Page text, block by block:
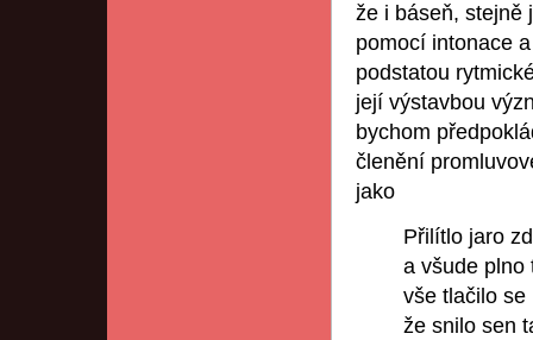
že i báseň, stejně
pomocí intonace
podstatou
její výstavbou
bychom
členění
jako
Přilítlo jaro
a všude plno
vše tlačilo se
že snilo sen